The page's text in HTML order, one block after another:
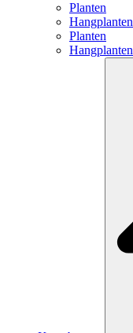
Planten
Hangplanten
Planten
Hangplanten